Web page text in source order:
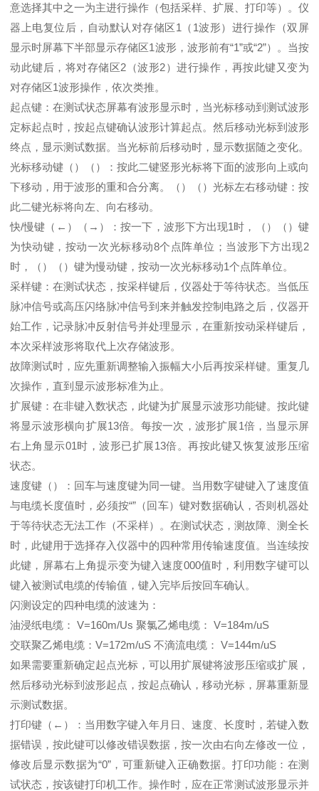
意选择其中之一为主进行操作（包括采样、扩展、打印等）。仪
器上电复位后，自动默认对存储区1（1波形）进行操作（双屏
显示时屏幕下半部显示存储区1波形，波形前有“1”或“2”）。当按
动此键后，将对存储区2（波形2）进行操作，再按此键又变为
对存储区1波形操作，依次类推。
起点键：在测试状态屏幕有波形显示时，当光标移动到测试波形
定标起点时，按起点键确认波形计算起点。然后移动光标到波形
终点，显示测试数据。当光标前后移动时，显示数据随之变化。
光标移动键（）（）：按此二键竖形光标将下面的波形向上或向
下移动，用于波形的重和合分离。（）（）光标左右移动键：按
此二键光标将向左、向右移动。
快/慢键（←）（→）：按一下，波形下方出现1时，（）（）键
为快动键，按动一次光标移动8个点阵单位；当波形下方出现2
时，（）（）键为慢动键，按动一次光标移动1个点阵单位。
采样键：在测试状态，按采样键后，仪器处于等待状态。当低压
脉冲信号或高压闪络脉冲信号到来并触发控制电路之后，仪器开
始工作，记录脉冲反射信号并处理显示，在重新按动采样键后，
本次采样波形将取代上次存储波形。
故障测试时，应先重新调整输入振幅大小后再按采样键。重复几
次操作，直到显示波形标准为止。
扩展键：在非键入数状态，此键为扩展显示波形功能键。按此键
将显示波形横向扩展13倍。每按一次，波形扩展1倍，当显示屏
右上角显示01时，波形已扩展13倍。再按此键又恢复波形压缩
状态。
速度键（）：回车与速度键为同一键。当用数字键键入了速度值
与电缆长度值时，必须按“”（回车）键对数据确认，否则机器处
于等待状态无法工作（不采样）。在测试状态，测故障、测全长
时，此键用于选择存入仪器中的四种常用传输速度值。当连续按
此键，屏幕右上角提示变为键入速度000值时，利用数字键可以
键入被测试电缆的传输值，键入完毕后按回车确认。
闪测设定的四种电缆的波速为：
油浸纸电缆： V=160m/Us 聚氯乙烯电缆： V=184m/uS
交联聚乙烯电缆：V=172m/uS 不滴流电缆： V=144m/uS
如果需要重新确定起点光标，可以用扩展键将波形压缩或扩展，
然后移动光标到波形起点，按起点确认，移动光标，屏幕重新显
示测试数据。
打印键（←）：当用数字键入年月日、速度、长度时，若键入数
据错误，按此键可以修改错误数据，按一次由右向左修改一位，
修改后显示数据为“0”，可重新键入正确数据。打印功能：在测
试状态，按该键打印机工作。操作时，应在正常测试波形显示并